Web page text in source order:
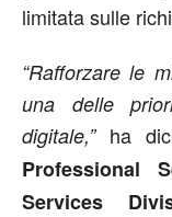
limitata sulle
“Rafforzare le
una delle
digitale,”ha
Professional
Services